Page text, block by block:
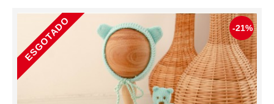
-21%
ESGOTADO